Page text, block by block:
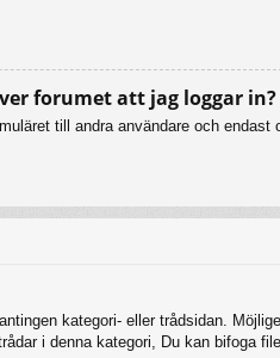
forumet att jag loggar in?
till andra användare och
kategori- eller trådsidan.
i denna kategori, Du kan bifoga